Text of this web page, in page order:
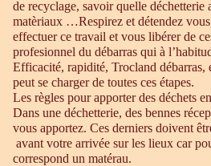
de recyclage, savoir quelle déchetterie
matèriaux …Respirez et détendez
effectuer ce travail et vous libérer de
profesionnel du débarras qui à
Efficacité, rapidité, Trocland débarras,
peut se charger de toutes ces étapes.
Les règles pour apporter des déchets
Dans une déchetterie, des bennes
vous apportez. Ces derniers doivent
avant votre arrivée sur les lieux car
correspond un matérau.